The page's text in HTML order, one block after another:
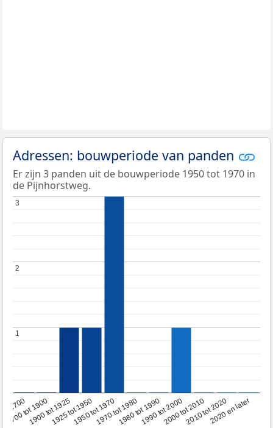
Adressen: bouwperiode van panden
Er zijn 3 panden uit de bouwperiode 1950 tot 1970 in
de Pijnhorstweg.
1700
1700 tot 1900
1900 tot 19251925 tot 19501950 tot 19701970 tot 19801980 tot 19901990 tot 20002000 tot 20102010 tot 20202020 en later
1
1
2
2
3
3